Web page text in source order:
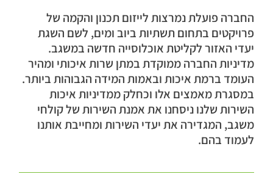
החברה פועלת נמרצות לייזום תכנון והקמה של
פרויקטים בתחום תשתיות ביוב ומים, לשם השגת
יעדי האזור לקליטת אוכלוסייה חדשה במשגב.
מדיניות החברה ממוקדת במתן שרות איכותי ומהיר
העומד ברמת איכות ובאמות המידה הגבוהות ביותר.
במסגרת מאמצים אלו וכחלק ממדיניות איכות
השירות שלנו ניסחנו את אמנת השירות של קולחי
משגב, המגדירה את יעדי השירות ומחייבת אותנו
לעמוד בהם.